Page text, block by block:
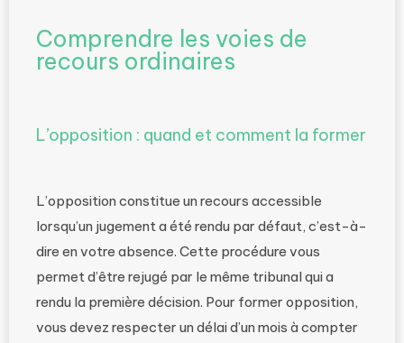
Comprendre les voies de
recours ordinaires
L’opposition : quand et comment la former
L’opposition constitue un recours accessible
lorsqu’un jugement a été rendu par défaut, c’est-à-
dire en votre absence. Cette procédure vous
permet d’être rejugé par le même tribunal qui a
rendu la première décision. Pour former opposition,
vous devez respecter un délai d’un mois à compter